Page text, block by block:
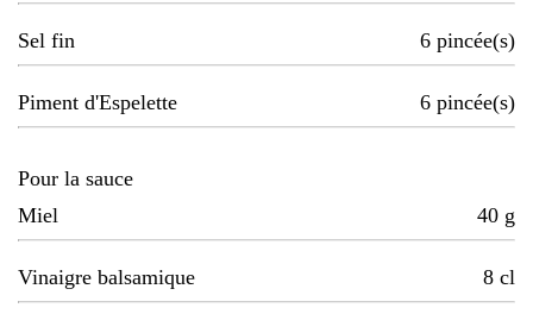
Sel fin 6 pincée(s)
Piment d'Espelette 6 pincée(s)
Pour la sauce
Miel
40 g
Vinaigre balsamique 8 cl